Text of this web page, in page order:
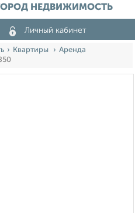
НЕДВИЖИМОСТЬ
Личный кабинет
Квартиры
Аренда